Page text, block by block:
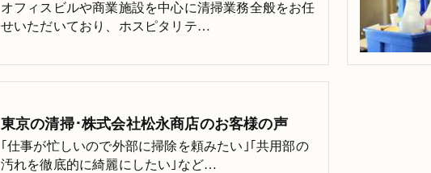
オフィスビルや商業施設を中心に清掃業務全般をお任
せいただいており、ホスピタリテ…
東京の清掃･株式会社松永商店のお客様の声
｢仕事が忙しいので外部に掃除を頼みたい｣｢共用部の
汚れを徹底的に綺麗にしたい｣など…